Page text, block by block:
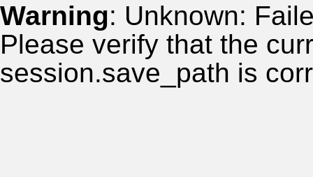
Warning: Unknown:
Please verify that the
session.save_path is